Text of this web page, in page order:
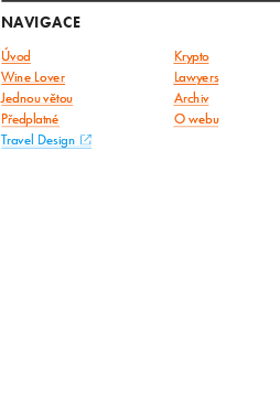
NAVIGACE
Úvod Krypto
Wine Lover
Lawyers
Jednou větou
Archiv
Předplatné O webu
Travel Design